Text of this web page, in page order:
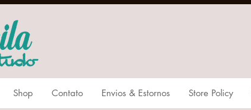
Shop Contato Envios & Estornos Store Policy